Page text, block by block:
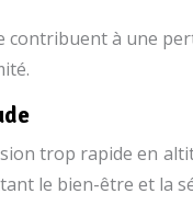
contribuent à une
trop rapide en
le bien-être et la